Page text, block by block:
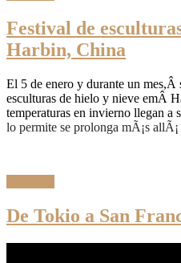
Festival de
Harbin, China
El 5 de enero y durante un
esculturas de hielo y nieve emÂ
temperaturas en invierno llegan a
lo permite se prolonga mÃ¡s
De Tokio a San